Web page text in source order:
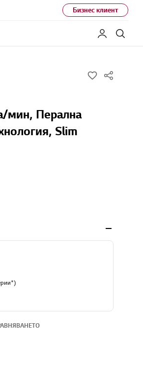
Бизнес клиент
Моят LG
w
мин, Перална
Slim